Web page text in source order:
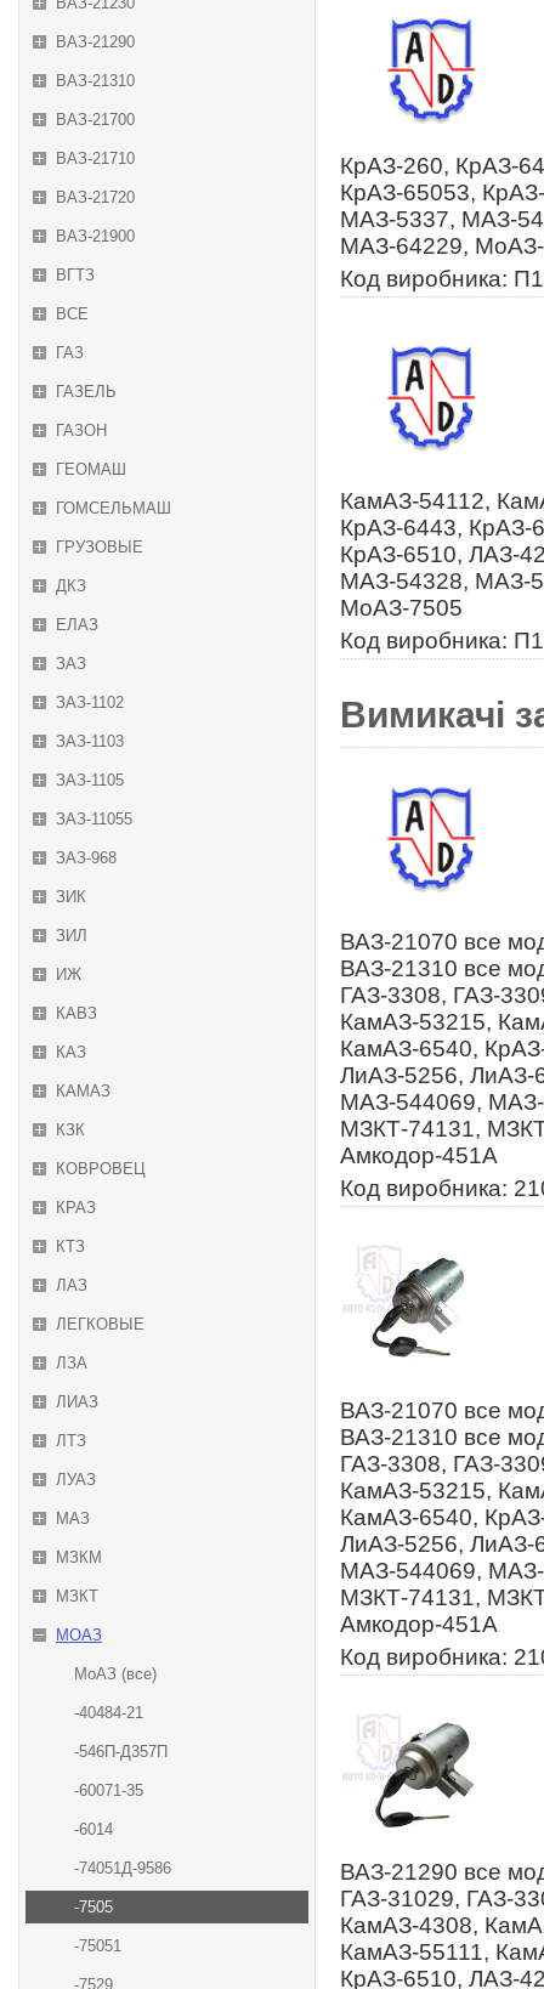
ВАЗ-21290
ВАЗ-21310
ВАЗ-21700
ВАЗ-21710
ВАЗ-21720
ВАЗ-21900
ВГТЗ
ВСЕ
ГАЗ
ГАЗЕЛЬ
ГАЗОН
ГЕОМАШ
ГОМСЕЛЬМАШ
ГРУЗОВЫЕ
ДКЗ
ЕЛАЗ
ЗАЗ
ЗАЗ-1102
ЗАЗ-1103
ЗАЗ-1105
ЗАЗ-11055
ЗАЗ-968
ЗИК
ЗИЛ
ИЖ
КАВЗ
КАЗ
КАМАЗ
КЗК
КОВРОВЕЦ
КРАЗ
КТЗ
ЛАЗ
ЛЕГКОВЫЕ
ЛЗА
ЛИАЗ
ЛТЗ
ЛУАЗ
МАЗ
МЗКМ
МЗКТ
МОАЗ
МоАЗ (все)
-40484-21
-546П-Д357П
-60071-35
-6014
-74051Д-9586
-7505
-75051
-7529
КрАЗ-260, КрАЗ-
КрАЗ-65053,
МАЗ-5337, МАЗ-
МАЗ-64229,
Код виробника:
КамАЗ-54112,
КрАЗ-6443, КрАЗ-
КрАЗ-6510, ЛАЗ-
МАЗ-54328, МАЗ-
МоАЗ-7505
Код виробника:
Вимикачі
ВАЗ-21070 все
ВАЗ-21310 все
ГАЗ-3308, ГАЗ-
КамАЗ-53215,
КамАЗ-6540,
ЛиАЗ-5256,
МАЗ-544069,
МЗКТ-74131,
Амкодор-451А
Код виробника:
ВАЗ-21070 все
ВАЗ-21310 все
ГАЗ-3308, ГАЗ-
КамАЗ-53215,
КамАЗ-6540,
ЛиАЗ-5256,
МАЗ-544069,
МЗКТ-74131,
Амкодор-451А
Код виробника:
ВАЗ-21290 все
ГАЗ-31029, ГАЗ-
КамАЗ-4308,
КамАЗ-55111,
КрАЗ-6510, ЛАЗ-